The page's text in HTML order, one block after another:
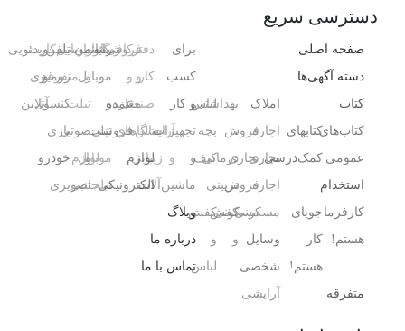
دسترسی سریع
صفحه اصلی
دسته آگهی‌ها
کتاب
کتاب‌های
عمومی
کتابهای
کمک‌درسی
استخدام
کارفرما
هستم!
جویای
کار
هستم!
متفرقه
املاک
اجاره
تجاری
اجاره
مسکونی
فروش
تجاری
فروش
مسکونی
وسایل
شخصی
آرایشی ،
بهداشتی
،
درمانی
تزیینی
کفش
و
لباس
بچه
کیف
،
کفش
و
لباس
برای
کسب
و کار
تجهیزات
و
ماشین‌آلات
آرایشگاه
و
سالن‌های
زیبایی
دفتر
کار
صنعتی
فروشگاه
و
مغازه
کافی‌شاپ
و
رستوران
عمده
فروشی
لوازم
الکترونیکی
رایانه
موبایل
و
تبلت
موبایل
تبلت
لوازم
جانبی
موبایل
و
تبلت
سیم‌کارت
متفرقه
صوتی
و
تصویری
تلفن
رومیزی
کنسول،
بازی‌
ویدئویی
و
آنلاین
خودرو
وبلاگ
درباره ما
تماس با ما